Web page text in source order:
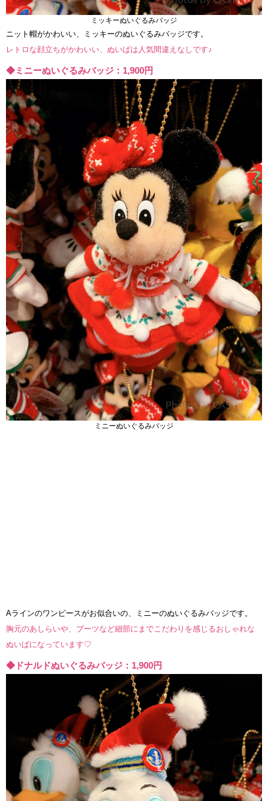
ミッキーぬいぐるみバッジ
ニット帽がかわいい、ミッキーのぬいぐるみバッジです。
レトロな顔立ちがかわいい、ぬいばは人気間違えなしです♪
◆ミニーぬいぐるみバッジ：1,900円
ミニーぬいぐるみバッジ
Aラインのワンピースがお似合いの、ミニーのぬいぐるみバッジです。
胸元のあしらいや、ブーツなど細部にまでこだわりを感じるおしゃれな
ぬいばになっています♡
◆ドナルドぬいぐるみバッジ：1,900円